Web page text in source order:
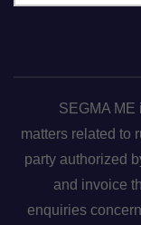
SEGMA ME
matters related to
party authorized
and invoice
enquiries